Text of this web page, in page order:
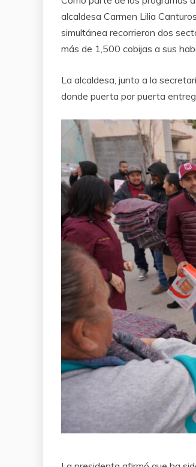
alcaldesa Carmen Lilia
simultánea recorrieron dos
más de 1,500 cobijas a sus
La alcaldesa, junto a la
donde puerta por puerta